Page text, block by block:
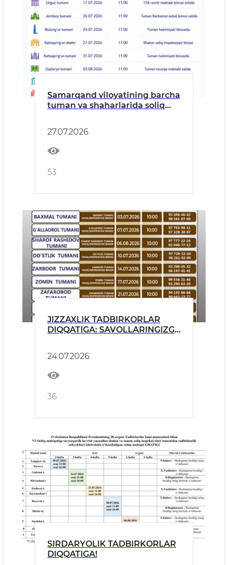
Samarqand viloyatining barcha
tuman va shaharlarida soliq
vakillari bilan ochiq
muloqotlar, uchrashuvlar
hamda sayyor qabullar tashkil
etilmoqda.
27.07.2026
53
JIZZAXLIK TADBIRKORLAR
DIQQATIGA: SAVOLLARINGIZGA
24.07.2026
36
SIRDARYOLIK TADBIRKORLAR
DIQQATIGA!